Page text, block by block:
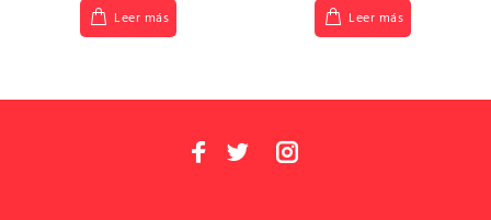
Leer más Leer más